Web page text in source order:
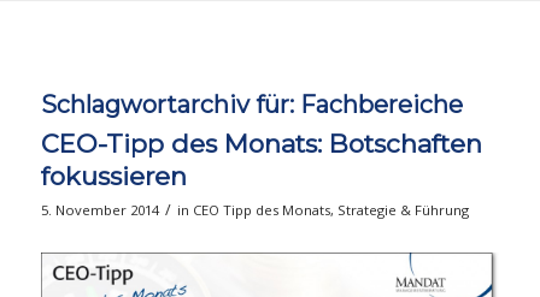
Schlagwortarchiv für: Fachbereiche
CEO-Tipp des Monats: Botschaften
fokussieren
5. November 2014 / in CEO Tipp des Monats, Strategie & Führung